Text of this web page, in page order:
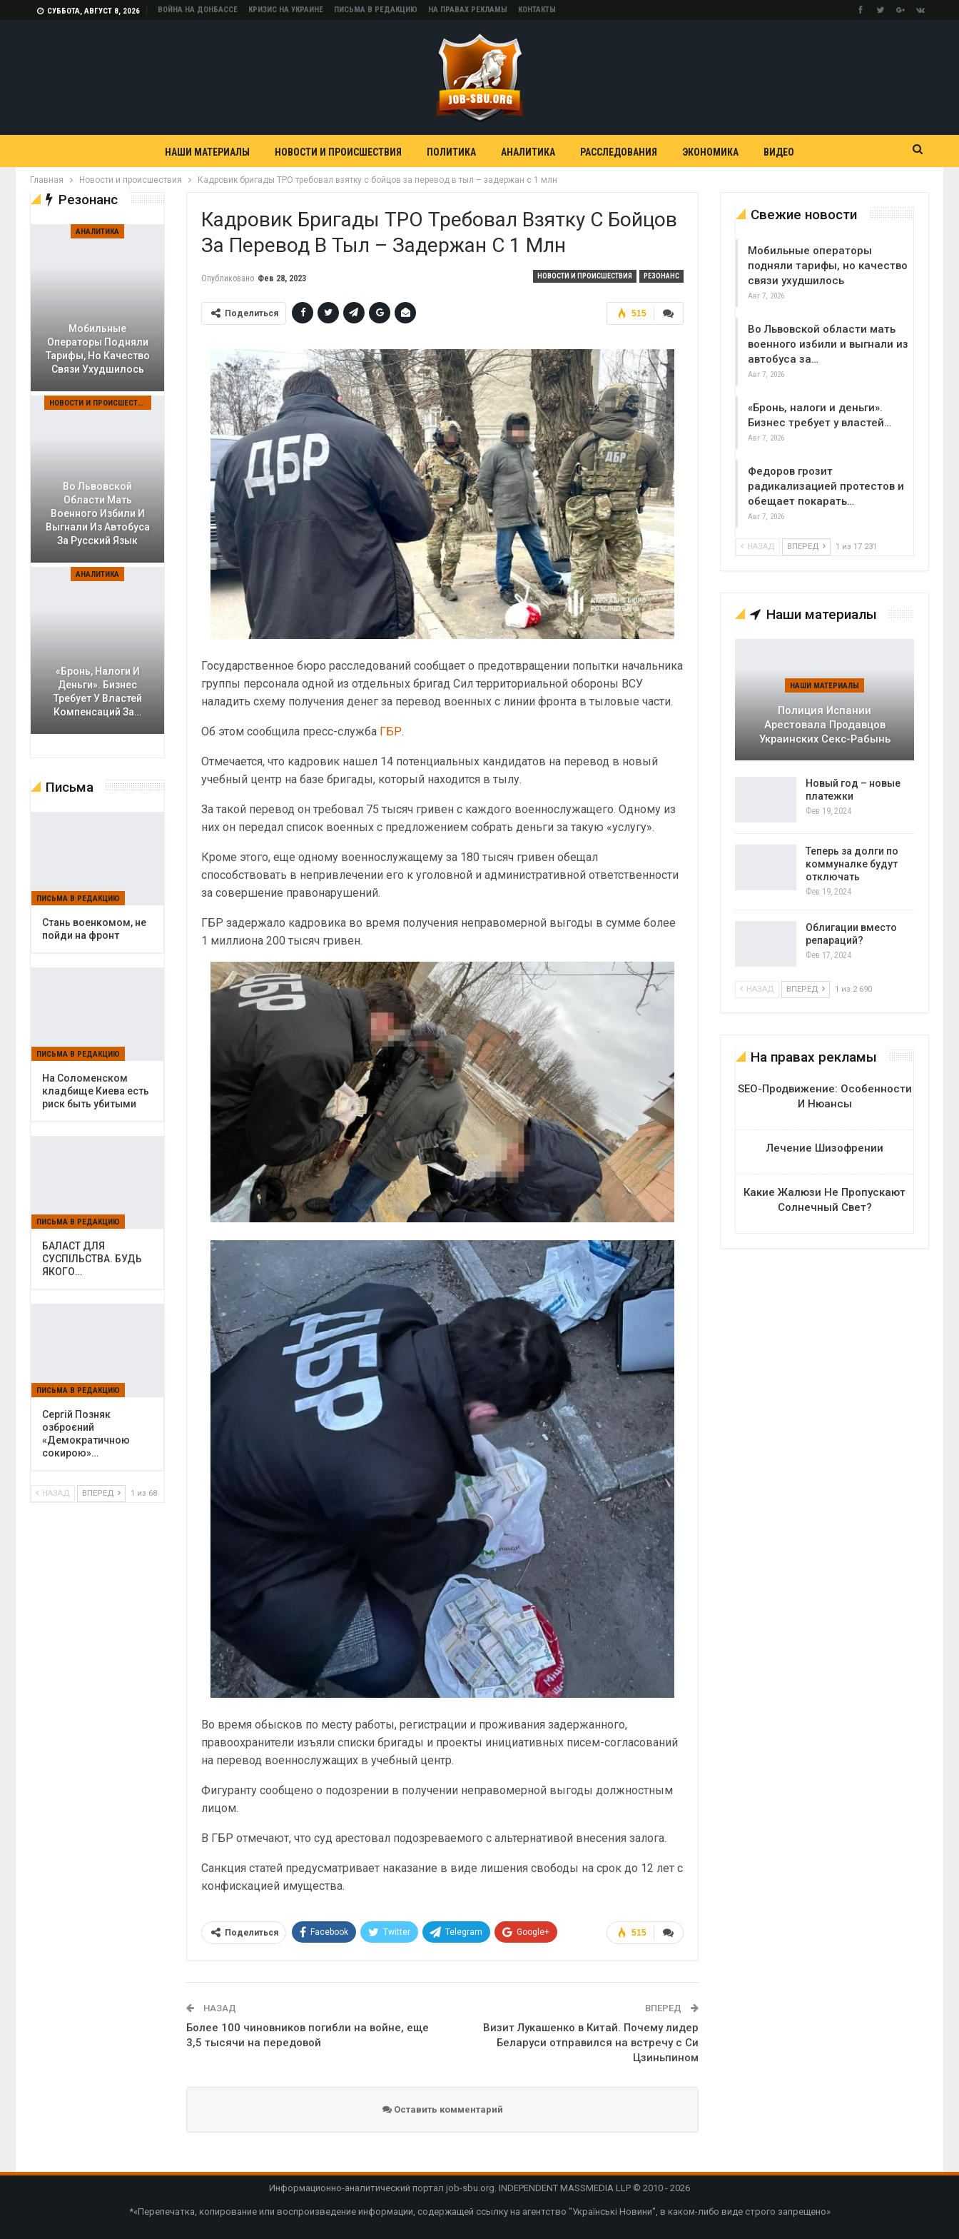
СУББОТА, АВГУСТ 8, 2026 ВОЙНА НА ДОНБАССЕ КРИЗИС НА УКРАИНЕ ПИСЬМА В РЕДАКЦИЮ НА ПРАВАХ РЕКЛАМЫ КОНТАКТЫ
НАШИ МАТЕРИАЛЫ НОВОСТИ И ПРОИСШЕСТВИЯ ПОЛИТИКА АНАЛИТИКА РАССЛЕДОВАНИЯ ЭКОНОМИКА ВИДЕО
Главная Новости и происшествия Кадровик бригады ТРО требовал взятку с бойцов за перевод в тыл – задержан с 1 млн
Кадровик Бригады ТРО Требовал Взятку С Бойцов
За Перевод В Тыл – Задержан С 1 Млн
НОВОСТИ И ПРОИСШЕСТВИЯ РЕЗОНАНС
Опубликовано Фев 28, 2023
515
Поделиться
Государственное бюро расследований сообщает о предотвращении попытки начальника
группы персонала одной из отдельных бригад Сил территориальной обороны ВСУ
наладить схему получения денег за перевод военных с линии фронта в тыловые части.
Об этом сообщила пресс-служба ГБР.
Отмечается, что кадровик нашел 14 потенциальных кандидатов на перевод в новый
учебный центр на базе бригады, который находится в тылу.
За такой перевод он требовал 75 тысяч гривен с каждого военнослужащего. Одному из
них он передал список военных с предложением собрать деньги за такую «услугу».
Кроме этого, еще одному военнослужащему за 180 тысяч гривен обещал
способствовать в непривлечении его к уголовной и административной ответственности
за совершение правонарушений.
ГБР задержало кадровика во время получения неправомерной выгоды в сумме более
1 миллиона 200 тысяч гривен.
Во время обысков по месту работы, регистрации и проживания задержанного,
правоохранители изъяли списки бригады и проекты инициативных писем-согласований
на перевод военнослужащих в учебный центр.
Фигуранту сообщено о подозрении в получении неправомерной выгоды должностным
лицом.
В ГБР отмечают, что суд арестовал подозреваемого с альтернативой внесения залога.
Санкция статей предусматривает наказание в виде лишения свободы на срок до 12 лет с
конфискацией имущества.
515
Поделиться Facebook Twitter Telegram Google+
НАЗАД
Более 100 чиновников погибли на войне, еще
3,5 тысячи на передовой
ВПЕРЕД
Визит Лукашенко в Китай. Почему лидер
Беларуси отправился на встречу с Си
Цзиньпином
Оставить комментарий
Свежие новости
Мобильные операторы
подняли тарифы, но качество
связи ухудшилось
Авг 7, 2026
Во Львовской области мать
военного избили и выгнали из
автобуса за…
Авг 7, 2026
«Бронь, налоги и деньги».
Бизнес требует у властей…
Авг 7, 2026
Федоров грозит
радикализацией протестов и
обещает покарать…
Авг 7, 2026
НАЗАД ВПЕРЕД 1 из 17 231
Наши материалы
НАШИ МАТЕРИАЛЫ
Полиция Испании
Арестовала Продавцов
Украинских Секс-Рабынь
Новый год – новые
платежки
Фев 19, 2024
Теперь за долги по
коммуналке будут
отключать
Фев 19, 2024
Облигации вместо
репараций?
Фев 17, 2024
НАЗАД ВПЕРЕД 1 из 2 690
На правах рекламы
SEO-Продвижение: Особенности
И Нюансы
Лечение Шизофрении
Какие Жалюзи Не Пропускают
Солнечный Свет?
Резонанс
АНАЛИТИКА
Мобильные
Операторы Подняли
Тарифы, Но Качество
Связи Ухудшилось
НОВОСТИ И ПРОИСШЕСТВИЯ
Во Львовской
Области Мать
Военного Избили И
Выгнали Из Автобуса
За Русский Язык
АНАЛИТИКА
«Бронь, Налоги И
Деньги». Бизнес
Требует У Властей
Компенсаций За…
Письма
ПИСЬМА В РЕДАКЦИЮ
Cтань военкомом, не
пойди на фронт
ПИСЬМА В РЕДАКЦИЮ
На Соломенском
кладбище Киева есть
риск быть убитыми
ПИСЬМА В РЕДАКЦИЮ
БАЛАСТ ДЛЯ
СУСПІЛЬСТВА. БУДЬ
ЯКОГО…
ПИСЬМА В РЕДАКЦИЮ
Сергій Позняк
озброєний
«Демократичною
сокирою»…
НАЗАД ВПЕРЕД 1 из 68
Информационно-аналитический портал job-sbu.org. INDEPENDENT MASSMEDIA LLP © 2010 - 2026
*«Перепечатка, копирование или воспроизведение информации, содержащей ссылку на агентство "Українські Новини", в каком-либо виде строго запрещено»